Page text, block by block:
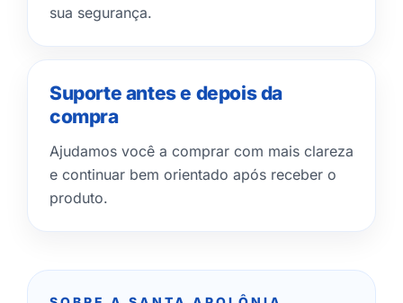
sua segurança.
Suporte antes e depois da
compra
Ajudamos você a comprar com mais clareza
e continuar bem orientado após receber o
produto.